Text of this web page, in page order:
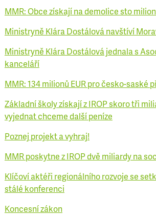
MMR: Obce získají na demolice sto
Ministryně Klára Dostálová navštíví
Ministryně Klára Dostálová jednala s
kanceláří
MMR: 134 milionů EUR pro česko-saské
Základní školy získají z IROP skoro tři
vyjednat chceme další peníze
Poznej projekt a vyhraj!
MMR poskytne z IROP dvě miliardy na
Klíčoví aktéři regionálního rozvoje se
stálé konferenci
Koncesní zákon